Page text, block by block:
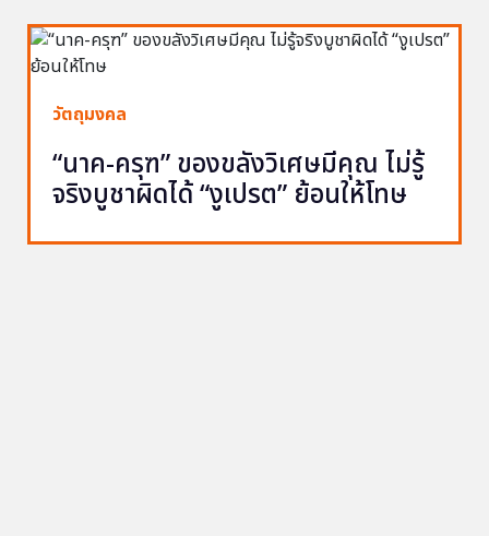
วัตถุมงคล
“นาค-ครุฑ” ของขลังวิเศษมีคุณ ไม่รู้
จริงบูชาผิดได้ “งูเปรต” ย้อนให้โทษ